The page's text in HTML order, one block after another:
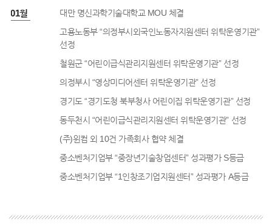
01월
대만 명신과학기술대학교 MOU 체결
고용노동부 “의정부시외국인노동자지원센터 위탁운영기관”
선정
철원군 “어린이급식관리지원센터 위탁운영기관” 선정
의정부시 “영상미디어센터 위탁운영기관” 선정
경기도 “경기도청 북부청사 어린이집 위탁운영기관” 선정
동두천시 “어린이급식관리지원센터 위탁운영기관” 선정
(주)윈컴 외 10건 가족회사 협약 체결
중소벤처기업부 “중장년기술창업센터” 성과평가 S등급
중소벤처기업부 “1인창조기업지원센터” 성과평가 A등급